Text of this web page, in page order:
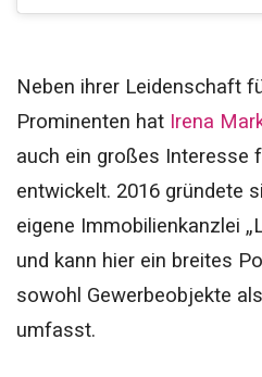
Neben ihrer Leidenschaft
Prominenten hat Irena
auch ein großes Interesse
entwickelt. 2016 gründete
eigene Immobilienkanzlei
und kann hier ein breites
sowohl Gewerbeobjekte
umfasst.